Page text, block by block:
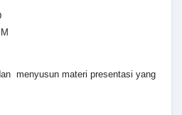
menyusun materi presentasi yang